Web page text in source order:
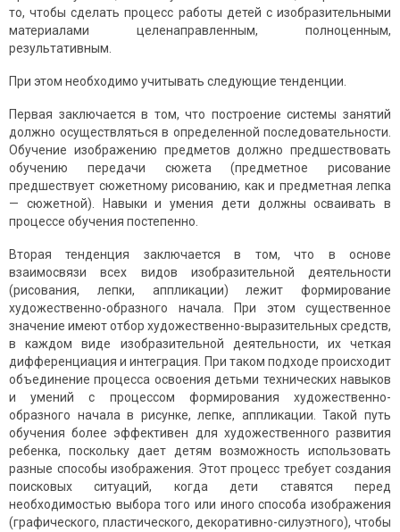
то, чтобы сделать процесс работы детей с изобразительными
материалами целенаправленным, полноценным,
результативным.
При этом необходимо учитывать следующие тенденции.
Первая заключается в том, что построение системы занятий
должно осуществляться в определенной последовательности.
Обучение изображению предметов должно предшествовать
обучению передачи сюжета (предметное рисование
предшествует сюжетному рисованию, как и предметная лепка
— сюжетной). Навыки и умения дети должны осваивать в
процессе обучения постепенно.
Вторая тенденция заключается в том, что в основе
взаимосвязи всех видов изобразительной деятельности
(рисования, лепки, аппликации) лежит формирование
художественно-образного начала. При этом существенное
значение имеют отбор художественно-выразительных средств,
в каждом виде изобразительной деятельности, их четкая
дифференциация и интеграция. При таком подходе происходит
объединение процесса освоения детьми технических навыков
и умений с процессом формирования художественно-
образного начала в рисунке, лепке, аппликации. Такой путь
обучения более эффективен для художественного развития
ребенка, поскольку дает детям возможность использовать
разные способы изображения. Этот процесс требует создания
поисковых ситуаций, когда дети ставятся перед
необходимостью выбора того или иного способа изображения
(графического, пластического, декоративно-силуэтного), чтобы